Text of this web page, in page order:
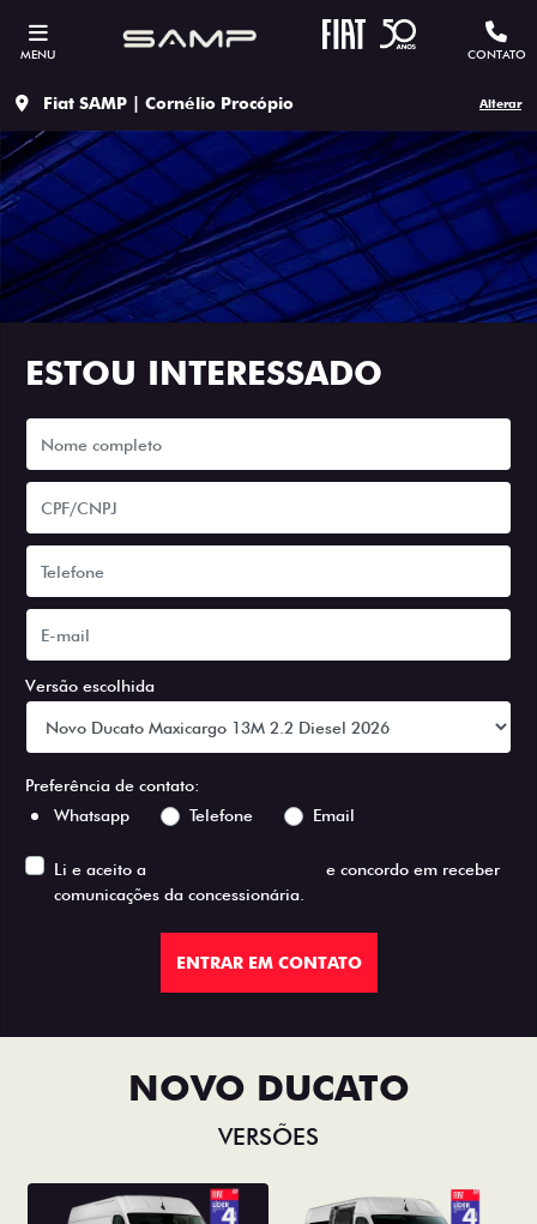
MENU CONTATO
Fiat SAMP | Cornélio Procópio Alterar
ESTOU INTERESSADO
Versão escolhida
Preferência de contato:
Whatsapp
Telefone Email
Li e aceito a
e concordo em receber
comunicações da concessionária.
ENTRAR EM CONTATO
NOVO DUCATO
VERSÕES